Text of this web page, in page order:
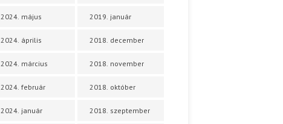
2024. május
2024. április
2024. március
2024. február
2024. január
2019. január
2018. december
2018. november
2018. október
2018. szeptember